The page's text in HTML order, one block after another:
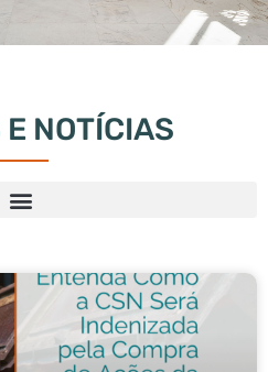
NOTÍCIAS